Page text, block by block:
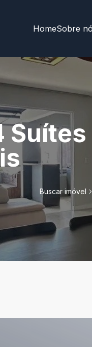
HomeSobre
Buscar imóvel